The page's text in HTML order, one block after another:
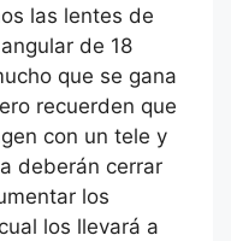
las lentes de
de 18
que se gana
recuerden que
con un tele y
deberán cerrar
los
los llevará a